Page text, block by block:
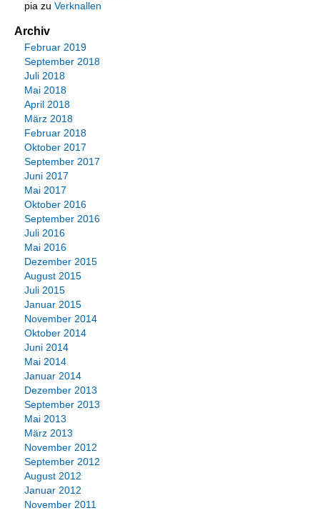
piazu Verknallen
Archiv
Februar 2019
September 2018
Juli 2018
Mai 2018
April 2018
März 2018
Februar 2018
Oktober 2017
September 2017
Juni 2017
Mai 2017
Oktober 2016
September 2016
Juli 2016
Mai 2016
Dezember 2015
August 2015
Juli 2015
Januar 2015
November 2014
Oktober 2014
Juni 2014
Mai 2014
Januar 2014
Dezember 2013
September 2013
Mai 2013
März 2013
November 2012
September 2012
August 2012
Januar 2012
November 2011